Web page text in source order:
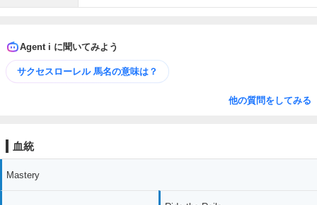
Agent i に聞いてみよう
サクセスローレル 馬名の意味は？
他の質問をしてみる
血統
Mastery